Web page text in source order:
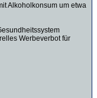
Alkoholkonsum um etwa
Werbeverbot für